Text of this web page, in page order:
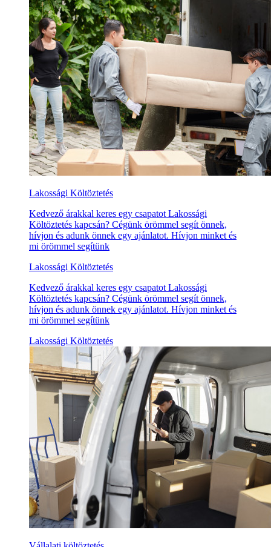
Lakossági Költöztetés
Kedvező árakkal keres egy csapatot Lakossági
Költöztetés kapcsán? Cégünk örömmel segít önnek,
hívjon és adunk önnek egy ajánlatot. Hívjon minket és
mi örömmel segítünk
Lakossági Költöztetés
Kedvező árakkal keres egy csapatot Lakossági
Költöztetés kapcsán? Cégünk örömmel segít önnek,
hívjon és adunk önnek egy ajánlatot. Hívjon minket és
mi örömmel segítünk
Lakossági Költöztetés